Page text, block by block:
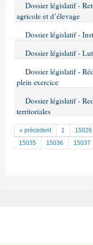
Dossier législatif -
agricole et d’élevage
Dossier législatif -
Dossier législatif -
Dossier législatif -
plein exercice
Dossier législatif -
territoriales
« précedent 1 15026
15035
15036 15037